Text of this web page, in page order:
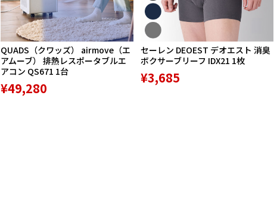
QUADS（クワッズ） airmove（エ
アムーブ） 排熱レスポータブルエ
アコン QS671 1台
¥49,280
セーレン DEOEST デオエスト 消臭
ボクサーブリーフ IDX21 1枚
¥3,685